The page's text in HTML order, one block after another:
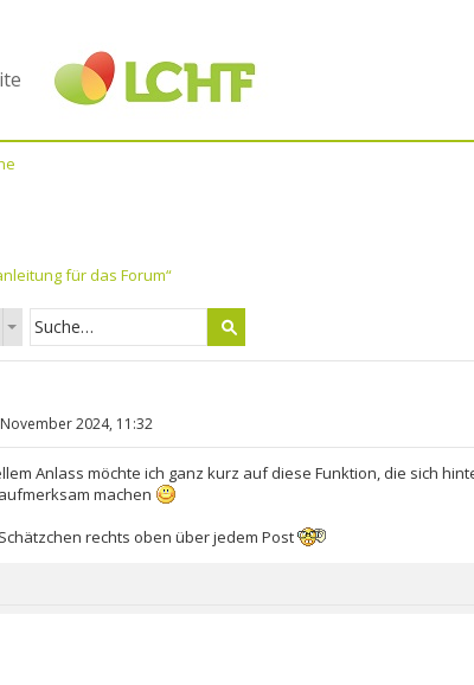
für das Forum“
2024, 11:32
Anlass möchte ich ganz kurz auf diese Funktion, die sich
machen
rechts oben über jedem Post